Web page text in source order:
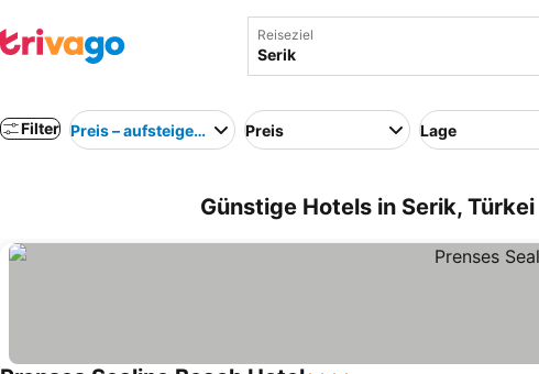
Reiseziel
Filter Preis – aufsteigend Preis Lage
Günstige Hotels in Serik, Türkei